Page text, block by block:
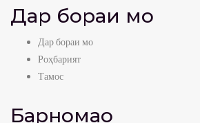
Дар бораи мо
Дар бораи мо
Роҳбарият
Тамос
Барномаҳо